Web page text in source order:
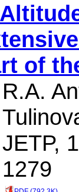
of
R.A.
JETP,
1279